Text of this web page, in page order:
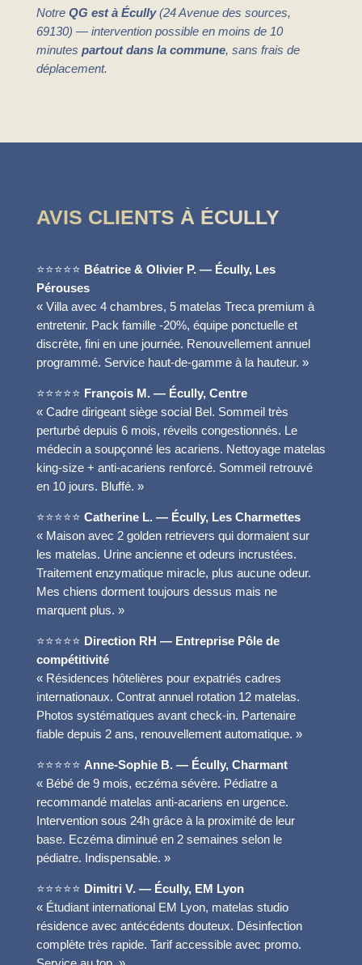
Notre QG est à Écully(24 Avenue des sources,
69130) — intervention possible en moins de 10
minutes partout dans la commune, sans frais de
déplacement.
AVIS CLIENTS À ÉCULLY
⭐⭐⭐⭐⭐ Béatrice & Olivier P. — Écully, Les
Pérouses
« Villa avec 4 chambres, 5 matelas Treca premium à
entretenir. Pack famille -20%, équipe ponctuelle et
discrète, fini en une journée. Renouvellement annuel
programmé. Service haut-de-gamme à la hauteur. »
⭐⭐⭐⭐⭐ François M. — Écully, Centre
« Cadre dirigeant siège social Bel. Sommeil très
perturbé depuis 6 mois, réveils congestionnés. Le
médecin a soupçonné les acariens. Nettoyage matelas
king-size + anti-acariens renforcé. Sommeil retrouvé
en 10 jours. Bluffé. »
⭐⭐⭐⭐⭐ Catherine L. — Écully, Les Charmettes
« Maison avec 2 golden retrievers qui dormaient sur
les matelas. Urine ancienne et odeurs incrustées.
Traitement enzymatique miracle, plus aucune odeur.
Mes chiens dorment toujours dessus mais ne
marquent plus. »
⭐⭐⭐⭐⭐ Direction RH — Entreprise Pôle de
compétitivité
« Résidences hôtelières pour expatriés cadres
internationaux. Contrat annuel rotation 12 matelas.
Photos systématiques avant check-in. Partenaire
fiable depuis 2 ans, renouvellement automatique. »
⭐⭐⭐⭐⭐ Anne-Sophie B. — Écully, Charmant
« Bébé de 9 mois, eczéma sévère. Pédiatre a
recommandé matelas anti-acariens en urgence.
Intervention sous 24h grâce à la proximité de leur
base. Eczéma diminué en 2 semaines selon le
pédiatre. Indispensable. »
⭐⭐⭐⭐⭐ Dimitri V. — Écully, EM Lyon
« Étudiant international EM Lyon, matelas studio
résidence avec antécédents douteux. Désinfection
complète très rapide. Tarif accessible avec promo.